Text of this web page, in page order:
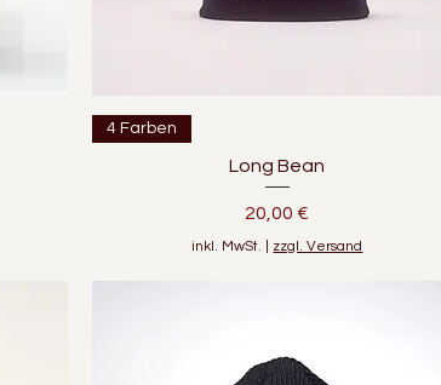
4 Farben
Long Bean
Preis
20,00 €
inkl. MwSt. zzgl. Versand